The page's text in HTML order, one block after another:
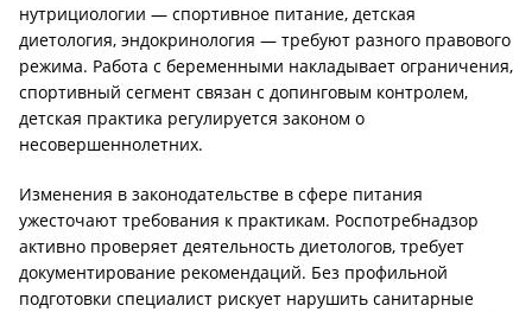
нутрициологии — спортивное питание, детская
диетология, эндокринология — требуют разного правового
режима. Работа с беременными накладывает ограничения,
спортивный сегмент связан с допинговым контролем,
детская практика регулируется законом о
несовершеннолетних.
Изменения в законодательстве в сфере питания
ужесточают требования к практикам. Роспотребнадзор
активно проверяет деятельность диетологов, требует
документирование рекомендаций. Без профильной
подготовки специалист рискует нарушить санитарные